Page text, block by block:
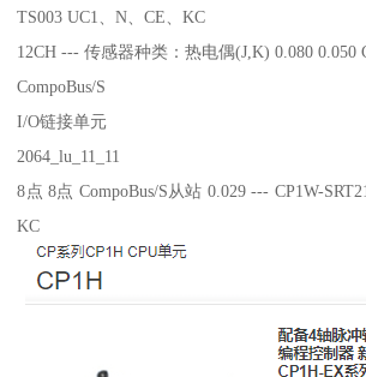
TS003 UC1、N、CE、KC
12CH --- 传感器种类：热电偶(J,K) 0.080 0.050
CompoBus/S
I/O链接单元
2064_lu_11_11
8点 8点 CompoBus/S从站 0.029 --- CP1W-
KC